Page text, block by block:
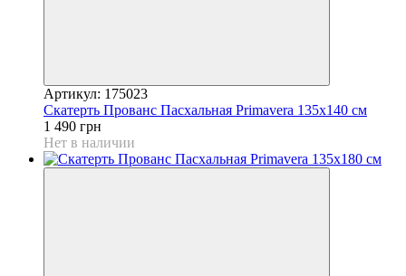
Артикул: 175023
Скатерть Прованс Пасхальная Рrimavera 135х140 см
1 490 грн
Нет в наличии